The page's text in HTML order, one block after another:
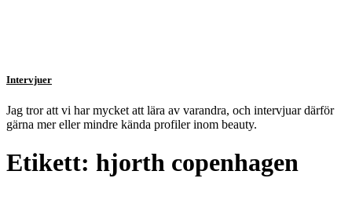
Intervjuer
Jag tror att vi har mycket att lära av varandra, och intervjuar därför
gärna mer eller mindre kända profiler inom beauty.
Etikett: hjorth copenhagen